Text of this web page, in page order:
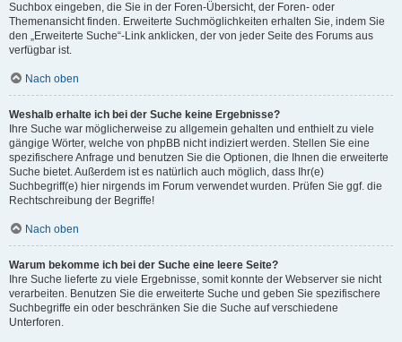
Suchbox eingeben, die Sie in der Foren-Übersicht, der Foren- oder
Themenansicht finden. Erweiterte Suchmöglichkeiten erhalten Sie, indem Sie
den „Erweiterte Suche“-Link anklicken, der von jeder Seite des Forums aus
verfügbar ist.
Nach oben
Weshalb erhalte ich bei der Suche keine Ergebnisse?
Ihre Suche war möglicherweise zu allgemein gehalten und enthielt zu viele
gängige Wörter, welche von phpBB nicht indiziert werden. Stellen Sie eine
spezifischere Anfrage und benutzen Sie die Optionen, die Ihnen die erweiterte
Suche bietet. Außerdem ist es natürlich auch möglich, dass Ihr(e)
Suchbegriff(e) hier nirgends im Forum verwendet wurden. Prüfen Sie ggf. die
Rechtschreibung der Begriffe!
Nach oben
Warum bekomme ich bei der Suche eine leere Seite?
Ihre Suche lieferte zu viele Ergebnisse, somit konnte der Webserver sie nicht
verarbeiten. Benutzen Sie die erweiterte Suche und geben Sie spezifischere
Suchbegriffe ein oder beschränken Sie die Suche auf verschiedene
Unterforen.